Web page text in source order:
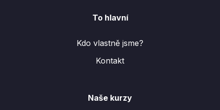
To hlavní
Kdo vlastně jsme?
Kontakt
Naše kurzy